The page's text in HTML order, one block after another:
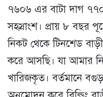
৭৬০৬ এর বাটা দাগ
সহস্রাংশ। প্রায় ৮ বছর
নিকট থেকে টিনশেড
করে আসছি। যা আমার
খারিজকৃত। বর্তমানে